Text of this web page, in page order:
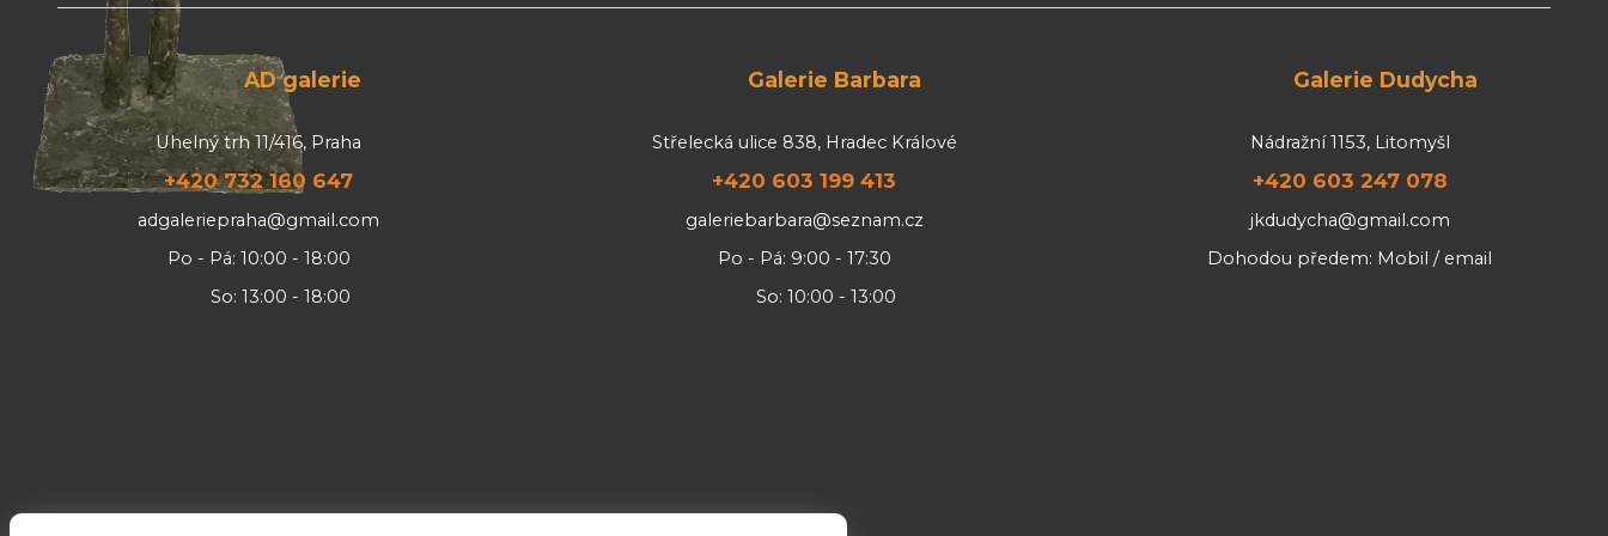
AD galerie
Uhelný trh 11/416, Praha
+420 732 160 647
adgaleriepraha@gmail.com
Po - Pá: 10:00 - 18:00
So: 13:00 - 18:00
Galerie Barbara
Střelecká ulice 838, Hradec Králové
+420 603 199 413
galeriebarbara@seznam.cz
Po - Pá: 9:00 - 17:30
So: 10:00 - 13:00
Galerie Dudycha
Nádražní 1153, Litomyšl
+420 603 247 078
jkdudycha@gmail.com
Dohodou předem: Mobil / email